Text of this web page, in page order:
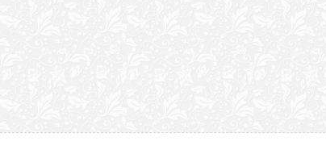
“Quão
anunciam